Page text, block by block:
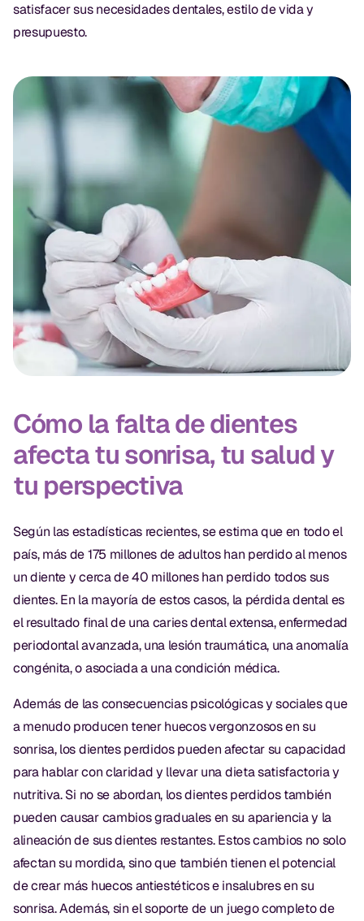
Implantes el Mismo Día
TECNOLOGÍA
CBCT
Impresiones Digitales
Radiografía Digital
ORTODONCIA
Ortodoncia
DOCTORES
Dr. Jared Gibbons
Dr. Hassan Haidar
Dr. Christian Bastien
Dr. Allen Newman
Solicitar una Cita
Español
satisfacer sus necesidades dentales, estilo de vida y
presupuesto.
Cómo la falta de dientes
afecta tu sonrisa, tu salud y
tu perspectiva
Según las estadísticas recientes, se estima que en todo el
país, más de 175 millones de adultos han perdido al menos
un diente y cerca de 40 millones han perdido todos sus
dientes. En la mayoría de estos casos, la pérdida dental es
el resultado final de una caries dental extensa, enfermedad
periodontal avanzada, una lesión traumática, una anomalía
congénita, o asociada a una condición médica.
Además de las consecuencias psicológicas y sociales que
a menudo producen tener huecos vergonzosos en su
sonrisa, los dientes perdidos pueden afectar su capacidad
para hablar con claridad y llevar una dieta satisfactoria y
nutritiva. Si no se abordan, los dientes perdidos también
pueden causar cambios graduales en su apariencia y la
alineación de sus dientes restantes. Estos cambios no solo
afectan su mordida, sino que también tienen el potencial
de crear más huecos antiestéticos e insalubres en su
sonrisa. Además, sin el soporte de un juego completo de